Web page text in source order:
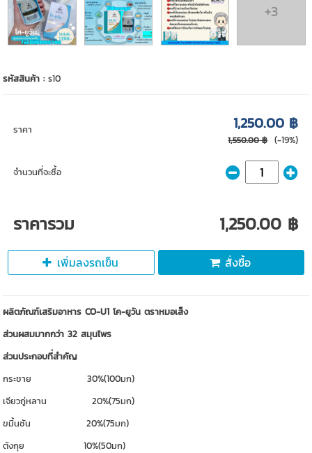
+3
รหัสสินค้า :s10
ราคา 1,250.00 ฿
1,550.00 ฿ (-19%)
จำนวนที่จะซื้อ
ราคารวม 1,250.00 ฿
เพิ่มลงรถเข็น สั่งซื้อ
ผลิตภัณฑ์เสริมอาหาร CO-U1 โค-ยูวัน ตราหมอเส็ง
ส่วนผสมมากกว่า 32 สมุนไพร
ส่วนประกอบที่สำคัญ
กระชาย 30%(100มก)
เจียวกู่หลาน 20%(75มก)
ขมิ้นชัน 20%(75มก)
ตังกุย 10%(50มก)